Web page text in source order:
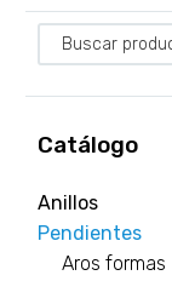
Catálogo
Anillos
Pendientes
Aros formas